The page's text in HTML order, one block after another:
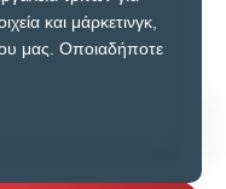
για κλοπή ταυτότητας,
έλεγχο